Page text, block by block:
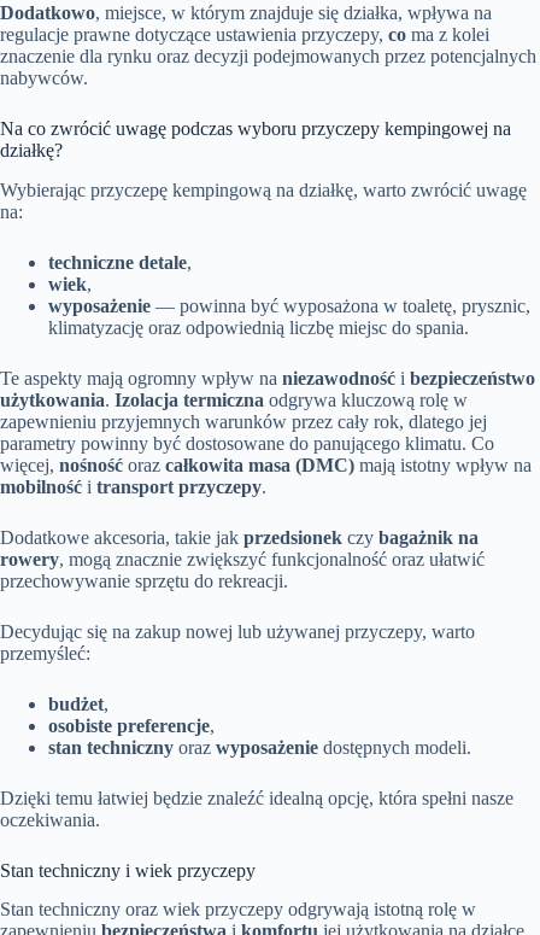
Dodatkowo, miejsce, w którym znajduje się działka, wpływa na
regulacje prawne dotyczące ustawienia przyczepy, co ma z kolei
znaczenie dla rynku oraz decyzji podejmowanych przez potencjalnych
nabywców.
Na co zwrócić uwagę podczas wyboru przyczepy kempingowej na
działkę?
Wybierając przyczepę kempingową na działkę, warto zwrócić uwagę
na:
techniczne detale,
wiek,
wyposażenie — powinna być wyposażona w toaletę, prysznic,
klimatyzację oraz odpowiednią liczbę miejsc do spania.
Te aspekty mają ogromny wpływ na niezawodność i bezpieczeństwo
użytkowania. Izolacja termiczna odgrywa kluczową rolę w
zapewnieniu przyjemnych warunków przez cały rok, dlatego jej
parametry powinny być dostosowane do panującego klimatu. Co
więcej, nośność oraz całkowita masa (DMC) mają istotny wpływ na
mobilność i transport przyczepy.
Dodatkowe akcesoria, takie jak przedsionek czy bagażnik na
rowery, mogą znacznie zwiększyć funkcjonalność oraz ułatwić
przechowywanie sprzętu do rekreacji.
Decydując się na zakup nowej lub używanej przyczepy, warto
przemyśleć:
budżet,
osobiste preferencje,
stan techniczny oraz wyposażenie dostępnych modeli.
Dzięki temu łatwiej będzie znaleźć idealną opcję, która spełni nasze
oczekiwania.
Stan techniczny i wiek przyczepy
Stan techniczny oraz wiek przyczepy odgrywają istotną rolę w